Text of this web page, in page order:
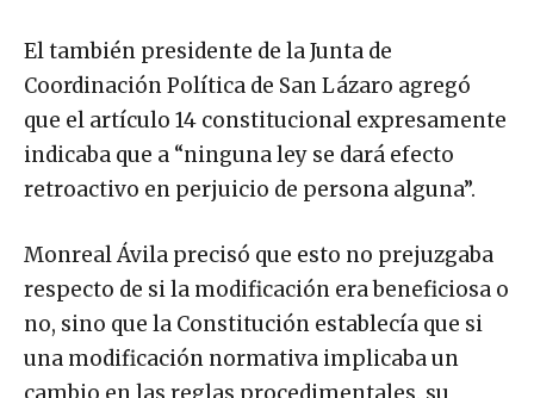
El también presidente de la Junta de
Coordinación Política de San Lázaro agregó
que el artículo 14 constitucional expresamente
indicaba que a “ninguna ley se dará efecto
retroactivo en perjuicio de persona alguna”.
Monreal Ávila precisó que esto no prejuzgaba
respecto de si la modificación era beneficiosa o
no, sino que la Constitución establecía que si
una modificación normativa implicaba un